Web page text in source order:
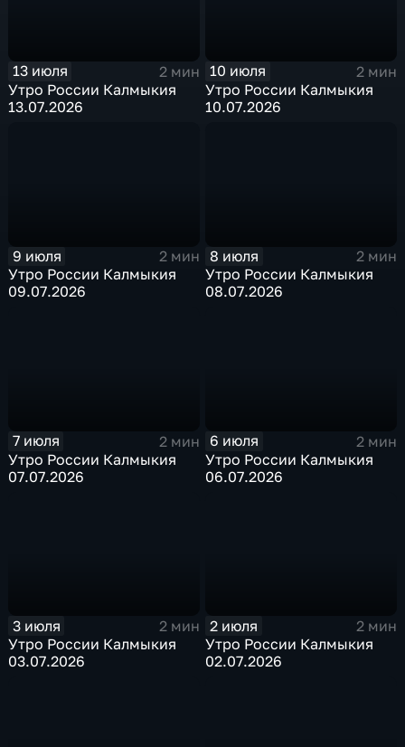
13 июля
2 мин
Утро России Калмыкия
13.07.2026
10 июля
2 мин
Утро России Калмыкия
10.07.2026
9 июля
2 мин
Утро России Калмыкия
09.07.2026
8 июля
2 мин
Утро России Калмыкия
08.07.2026
7 июля
2 мин
Утро России Калмыкия
07.07.2026
6 июля
2 мин
Утро России Калмыкия
06.07.2026
3 июля
2 мин
Утро России Калмыкия
03.07.2026
2 июля
2 мин
Утро России Калмыкия
02.07.2026